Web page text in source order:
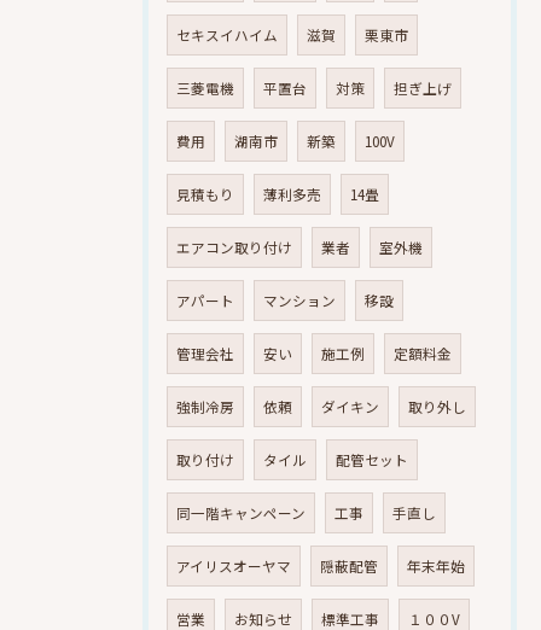
セキスイハイム 滋賀 栗東市
三菱電機 平置台 対策 担ぎ上げ
費用 湖南市 新築 100V
見積もり 薄利多売 14畳
エアコン取り付け 業者 室外機
アパート マンション 移設
管理会社 安い 施工例 定額料金
強制冷房 依頼 ダイキン 取り外し
取り付け タイル 配管セット
同一階キャンペーン 工事 手直し
アイリスオーヤマ 隠蔽配管 年末年始
営業 お知らせ 標準工事 １００V